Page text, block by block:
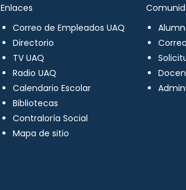
Enlaces
Correo de Empleados UAQ
Directorio
TV UAQ
Radio UAQ
Calendario Escolar
Bibliotecas
Contraloría Social
Mapa de sitio